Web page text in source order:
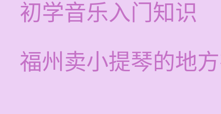
初学音乐入门知识
福州卖小提琴的地